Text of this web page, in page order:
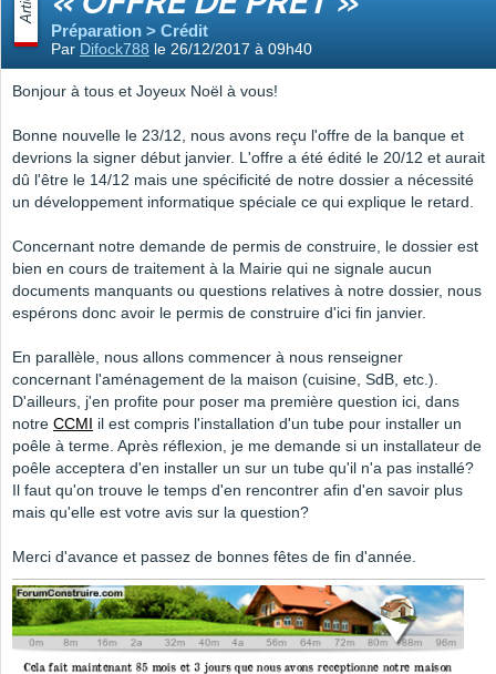
Préparation > Crédit
Par Difock788 le 26/12/2017 à 09h40
Bonjour à tous et Joyeux Noël à vous!
Bonne nouvelle le 23/12, nous avons reçu l'offre de la banque et
devrions la signer début janvier. L'offre a été édité le 20/12 et aurait
dû l'être le 14/12 mais une spécificité de notre dossier a nécessité
un développement informatique spéciale ce qui explique le retard.
Concernant notre demande de permis de construire, le dossier est
bien en cours de traitement à la Mairie qui ne signale aucun
documents manquants ou questions relatives à notre dossier, nous
espérons donc avoir le permis de construire d'ici fin janvier.
En parallèle, nous allons commencer à nous renseigner
concernant l'aménagement de la maison (cuisine, SdB, etc.).
D'ailleurs, j'en profite pour poser ma première question ici, dans
notre CCMI il est compris l'installation d'un tube pour installer un
poêle à terme. Après réflexion, je me demande si un installateur de
poêle acceptera d'en installer un sur un tube qu'il n'a pas installé?
Il faut qu'on trouve le temps d'en rencontrer afin d'en savoir plus
mais qu'elle est votre avis sur la question?
Merci d'avance et passez de bonnes fêtes de fin d'année.